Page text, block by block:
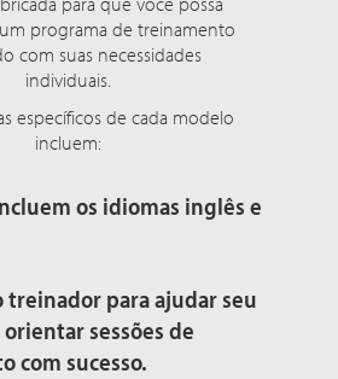
programa de treinamento
com suas necessidades
individuais.
específicos de cada modelo
incluem:
os idiomas inglês e
treinador para ajudar seu
sessões de
com sucesso.